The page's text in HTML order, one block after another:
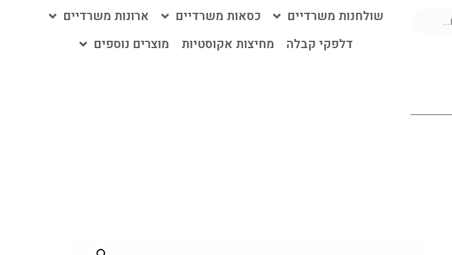
שולחנות משרדיים כסאות משרדיים
ארונות משרדיים
דלפקי קבלה
מחיצות אקוסטיות מוצרים נוספים